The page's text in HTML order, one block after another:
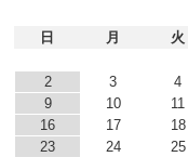
日
月 火
2
3 4
9
10 11
16
17 18
23
24 25